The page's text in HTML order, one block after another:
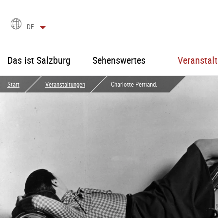
Sprachauswahl
DE
Das ist Salzburg Sehenswertes
Start Veranstaltungen Charlotte Perriand.